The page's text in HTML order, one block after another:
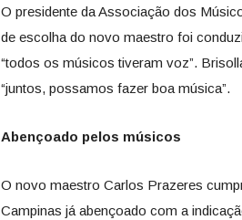
O presidente da Associação dos
de escolha do novo maestro foi
“todos os músicos tiveram voz”.
“juntos, possamos fazer boa música”.
Abençoado pelos músicos
O novo maestro Carlos Prazeres
Campinas já abençoado com a